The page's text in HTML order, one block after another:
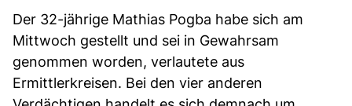
Der 32-jährige Mathias Pogba habe sich am
Mittwoch gestellt und sei in Gewahrsam
genommen worden, verlautete aus
Ermittlerkreisen. Bei den vier anderen